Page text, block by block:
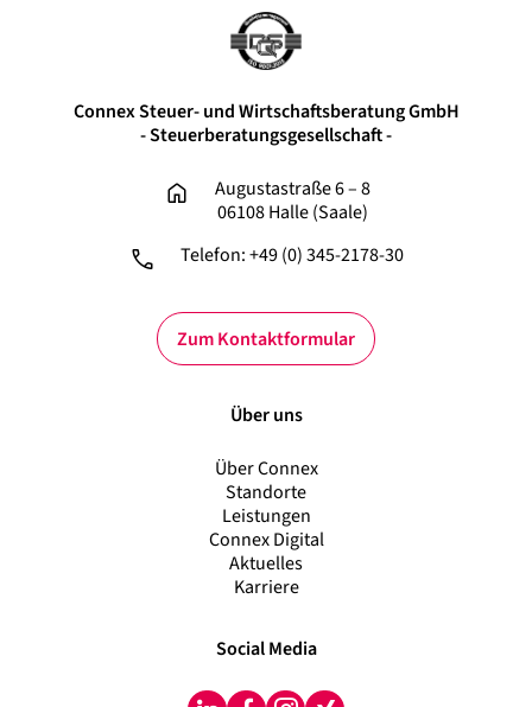
Connex Steuer- und Wirtschaftsberatung GmbH
- Steuerberatungsgesellschaft -
Augustastraße 6 – 8
06108 Halle (Saale)
Telefon: +49 (0) 345-2178-30
Zum Kontaktformular
Über uns
Über Connex
Standorte
Leistungen
Connex Digital
Aktuelles
Karriere
Social Media